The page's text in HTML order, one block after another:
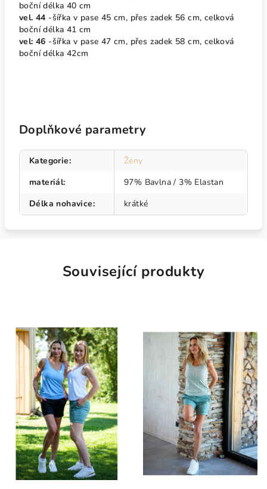
boční délka 40 cm
vel. 44 -šířka v pase 45 cm, přes zadek 56 cm, celková
boční délka 41 cm
vel: 46 -šířka v pase 47 cm, přes zadek 58 cm, celková
boční délka 42cm
Doplňkové parametry
Kategorie:
Ženy
materiál:
97% Bavlna / 3% Elastan
Délka nohavice: krátké
Související produkty